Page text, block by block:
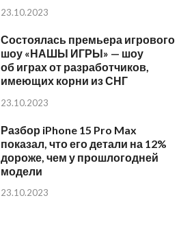
23.10.2023
Состоялась премьера игрового
шоу «НАШЫ ИГРЫ» — шоу
об играх от разработчиков,
имеющих корни из СНГ
23.10.2023
Разбор iPhone 15 Pro Max
показал, что его детали на 12%
дороже, чем у прошлогодней
модели
23.10.2023